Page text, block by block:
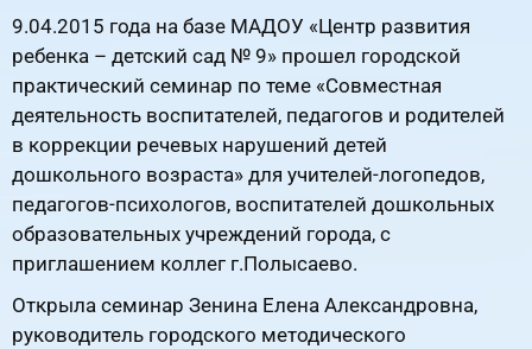
9.04.2015 года на базе МАДОУ «Центр развития
ребенка – детский сад № 9» прошел городской
практический семинар по теме «Совместная
деятельность воспитателей, педагогов и родителей
в коррекции речевых нарушений детей
дошкольного возраста» для учителей-логопедов,
педагогов-психологов, воспитателей дошкольных
образовательных учреждений города, с
приглашением коллег г.Полысаево.
Открыла семинар Зенина Елена Александровна,
руководитель городского методического